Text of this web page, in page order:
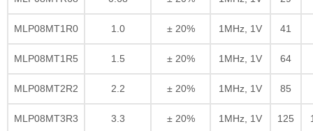
MLP08MT1R0 1.0 ± 20% 1MHz, 1V 41
MLP08MT1R5 1.5 ± 20% 1MHz, 1V 64
MLP08MT2R2 2.2 ± 20% 1MHz, 1V 85
MLP08MT3R3 3.3 ± 20% 1MHz, 1V 125